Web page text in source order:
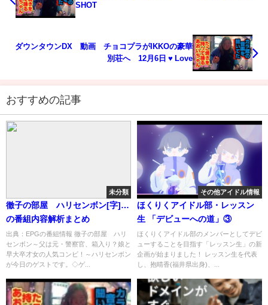
SHOT
ダウンタウンDX 動画 チョコプラがIKKOの豪華
別荘へ 12月6日 ♥ Love
おすすめの記事
未分類
徹子の部屋 ハリセンボン[字]…
の番組内容解析まとめ
出典：EPGの番組情報 徹子の部屋 ハリ
センボン～父は元・警察官、箱入り？娘と
早大卒才女の人気コンビ！～ハリセンボン
が今日のゲストです。◇ゲ...
その他アイドル情報
ほくりくアイドル部・レッスン
生 「デビューへの道」③
ほくりくアイドル部のメンバーとしてデビ
ューすることを目指す「レッスン生」の新
企画が始まりました！ レッスン生を代表
し、抱晴香(福井県出身)、...